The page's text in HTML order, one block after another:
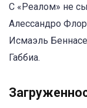
С «Реалом» не
Алессандро
Исмаэль
Габбиа.